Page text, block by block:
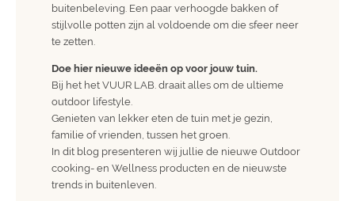
buitenbeleving. Een paar verhoogde bakken of
stijlvolle potten zijn al voldoende om die sfeer neer
te zetten.
Doe hier nieuwe ideeën op voor jouw tuin.
Bij het het VUUR LAB. draait alles om de ultieme
outdoor lifestyle.
Genieten van lekker eten de tuin met je gezin,
familie of vrienden, tussen het groen.
In dit blog presenteren wij jullie de nieuwe Outdoor
cooking- en Wellness producten en de nieuwste
trends in buitenleven.